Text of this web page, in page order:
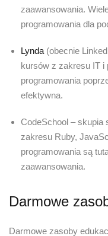
zaawansowania.
programowania dla
Lynda (obecnie
kursów z zakresu IT i
programowania
efektywna.
CodeSchool – skupia
zakresu Ruby,
programowania są
zaawansowania.
Darmowe
Darmowe zasoby